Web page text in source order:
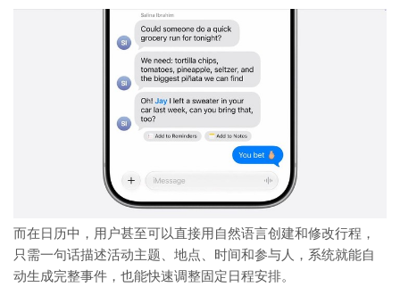
而在日历中，用户甚至可以直接用自然语言创建和修改行程，
只需一句话描述活动主题、地点、时间和参与人，系统就能自
动生成完整事件，也能快速调整固定日程安排。